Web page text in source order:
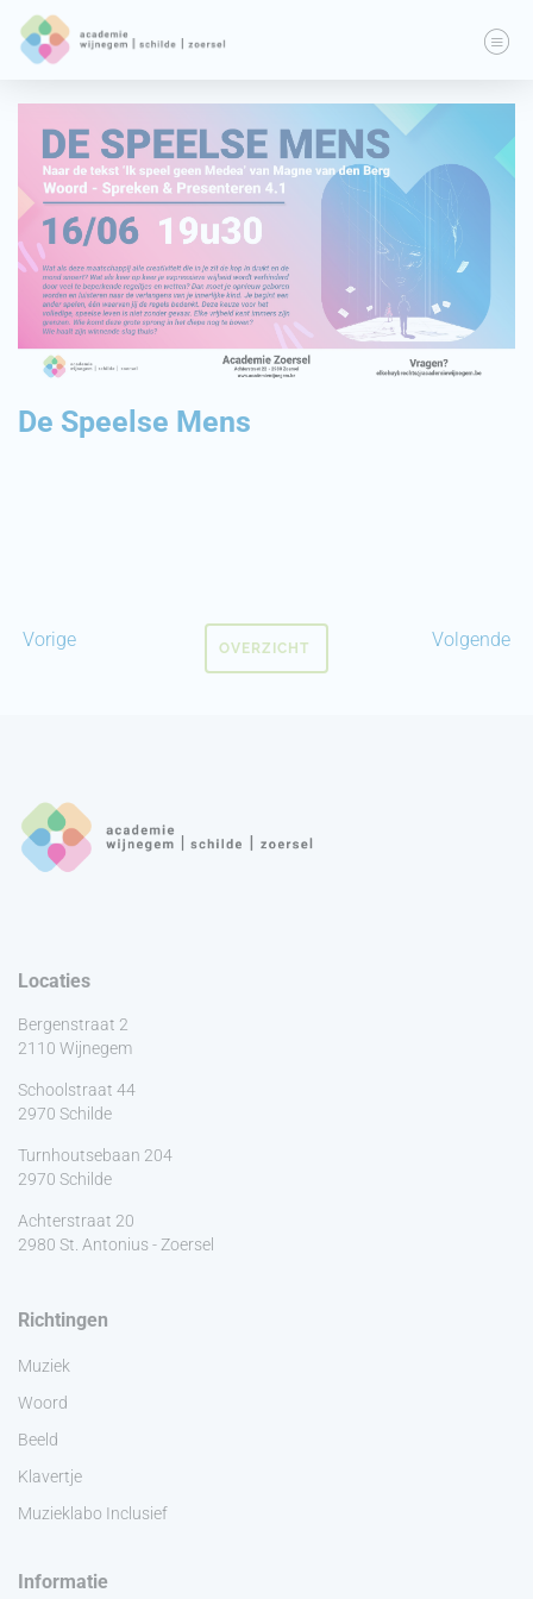
De Speelse Mens
Vorige Volgende
OVERZICHT
Locaties
Bergenstraat 2
2110 Wijnegem
Schoolstraat 44
2970 Schilde
Turnhoutsebaan 204
2970 Schilde
Achterstraat 20
2980 St. Antonius - Zoersel
Richtingen
Muziek
Woord
Beeld
Klavertje
Muzieklabo Inclusief
Informatie